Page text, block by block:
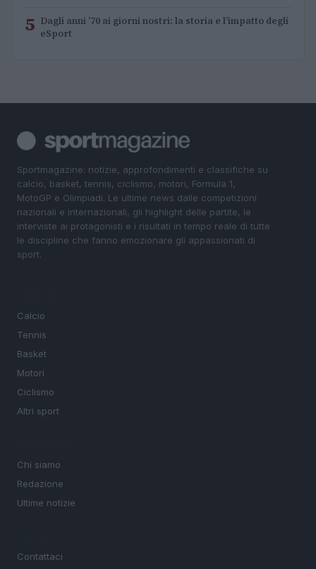
5 Dagli anni ’70 ai giorni nostri: la storia e l’impatto degli
eSport
Sportmagazine: notizie, approfondimenti e classifiche su
calcio, basket, tennis, ciclismo, motori, Formula 1,
MotoGP e Olimpiadi. Le ultime news dalle competizioni
nazionali e internazionali, gli highlight delle partite, le
interviste ai protagonisti e i risultati in tempo reale di tutte
le discipline che fanno emozionare gli appassionati di
sport.
Calcio
Tennis
Basket
Motori
Ciclismo
Altri sport
Chi siamo
Redazione
Ultime notizie
Contattaci